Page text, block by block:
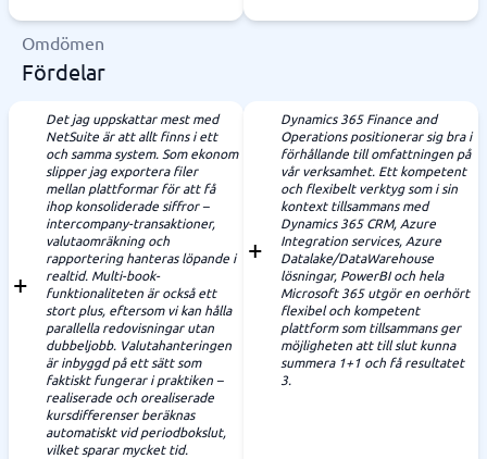
Omdömen
Fördelar
Det jag uppskattar mest med
NetSuite är att allt finns i ett
och samma system. Som ekonom
slipper jag exportera filer
mellan plattformar för att få
ihop konsoliderade siffror –
intercompany-transaktioner,
valutaomräkning och
rapportering hanteras löpande i
realtid. Multi-book-
funktionaliteten är också ett
stort plus, eftersom vi kan hålla
parallella redovisningar utan
dubbeljobb. Valutahanteringen
är inbyggd på ett sätt som
faktiskt fungerar i praktiken –
realiserade och orealiserade
kursdifferenser beräknas
automatiskt vid periodbokslut,
vilket sparar mycket tid.
Dynamics 365 Finance and
Operations positionerar sig bra i
förhållande till omfattningen på
vår verksamhet. Ett kompetent
och flexibelt verktyg som i sin
kontext tillsammans med
Dynamics 365 CRM, Azure
Integration services, Azure
Datalake/DataWarehouse
lösningar, PowerBI och hela
Microsoft 365 utgör en oerhört
flexibel och kompetent
plattform som tillsammans ger
möjligheten att till slut kunna
summera 1+1 och få resultatet
3.